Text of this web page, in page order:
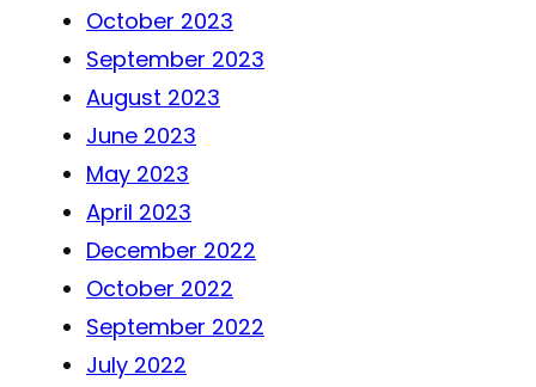
October 2023
September 2023
August 2023
June 2023
May 2023
April 2023
December 2022
October 2022
September 2022
July 2022